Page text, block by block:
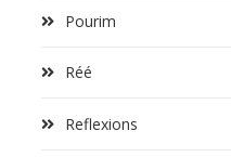
Pourim
Réé
Reflexions